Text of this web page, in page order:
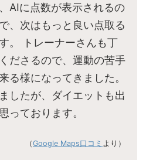
AIに点数が表示されるの
、次はもっと良い点取る
。 トレーナーさんも丁
ださるので、運動の苦手
る様になってきました。
したが、ダイエットも出
っております。
（Google Maps口コミ より）